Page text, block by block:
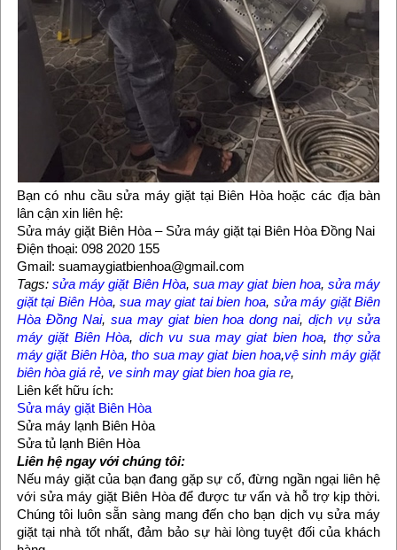
Bạn có nhu cầu sửa máy giặt tại Biên Hòa hoặc các địa bàn
lân cận xin liên hệ:
Sửa máy giặt Biên Hòa – Sửa máy giặt tại Biên Hòa Đồng Nai
Điện thoại: 098 2020 155
Gmail: suamaygiatbienhoa@gmail.com
Tags:sửa máy giặt Biên Hòa,sua may giat bien hoa, sửa máy
giặt tại Biên Hòa,sua may giat tai bien hoa, sửa máy giặt Biên
Hòa Đồng Nai, sua may giat bien hoa dong nai,dịch vụ sửa
máy giặt Biên Hòa, dich vu sua may giat bien hoa, thợ sửa
máy giặt Biên Hòa,tho sua may giat bien hoa,vệ sinh máy giặt
biên hòa giá rẻ, ve sinh may giat bien hoa gia re,
Liên kết hữu ích:
Sửa máy giặt Biên Hòa
Sửa máy lạnh Biên Hòa
Sửa tủ lạnh Biên Hòa
Liên hệ ngay với chúng tôi:
Nếu máy giặt của bạn đang gặp sự cố, đừng ngần ngại liên hệ
với sửa máy giặt Biên Hòa để được tư vấn và hỗ trợ kịp thời.
Chúng tôi luôn sẵn sàng mang đến cho bạn dịch vụ sửa máy
giặt tại nhà tốt nhất, đảm bảo sự hài lòng tuyệt đối của khách